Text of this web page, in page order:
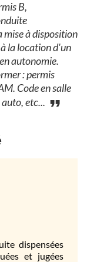
B,
mise à disposition
la location d'un
autonomie.
: permis
Code en salle
etc...
dispensées
et jugées